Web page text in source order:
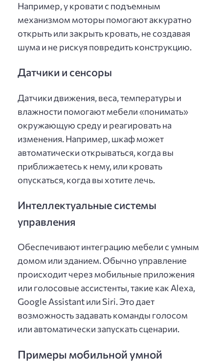
Например, у кровати с подъемным
механизмом моторы помогают аккуратно
открыть или закрыть кровать, не создавая
шума и не рискуя повредить конструкцию.
Датчики и сенсоры
Датчики движения, веса, температуры и
влажности помогают мебели «понимать»
окружающую среду и реагировать на
изменения. Например, шкаф может
автоматически открываться, когда вы
приближаетесь к нему, или кровать
опускаться, когда вы хотите лечь.
Интеллектуальные системы
управления
Обеспечивают интеграцию мебели с умным
домом или зданием. Обычно управление
происходит через мобильные приложения
или голосовые ассистенты, такие как Alexa,
Google Assistant или Siri. Это дает
возможность задавать команды голосом
или автоматически запускать сценарии.
Примеры мобильной умной